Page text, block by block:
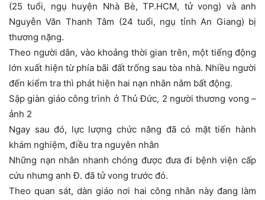
(25 tuổi, ngụ huyện Nhà Bè, TP.HCM, tử vong) và anh
Nguyễn Văn Thanh Tâm (24 tuổi, ngụ tỉnh An Giang) bị
thương nặng.
Theo người dân, vào khoảng thời gian trên, một tiếng động
lớn xuất hiện từ phía bãi đất trống sau tòa nhà. Nhiều người
đến kiểm tra thì phát hiện hai nạn nhân nằm bất động.
Sập giàn giáo công trình ở Thủ Đức, 2 người thương vong –
ảnh 2
Ngay sau đó, lực lượng chức năng đã có mặt tiến hành
khám nghiệm, điều tra nguyên nhân
Những nạn nhân nhanh chóng được đưa đi bệnh viện cấp
cứu nhưng anh Đ. đã tử vong trước đó.
Theo quan sát, dàn giáo nơi hai công nhân này đang làm